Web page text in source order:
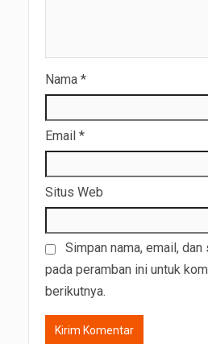
Nama *
Email *
Situs Web
Simpan nama, email,
pada peramban ini untuk
berikutnya.